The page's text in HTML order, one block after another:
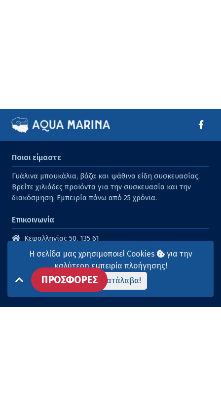
Ποιοι είμαστε
Γυάλινα μπουκάλια, βάζα και ψάθινα είδη συσκευασίας.
Βρείτε χιλιάδες προϊόντα για την συσκευασία και την
διακόσμηση. Εμπειρία πάνω από 25 χρόνια.
Επικοινωνία
Κεφαλληνίας 50, 135 61
Άγιοι Ανάργυροι
210 2614316
210 2615904
info@aqua-marina.gr
ΠΡΟΣΦΟΡΕΣ
Η σελίδα μας χρησιμοποιεί Cookies
για την
καλύτερη εμπειρία πλοήγησης!
Το κατάλαβα!